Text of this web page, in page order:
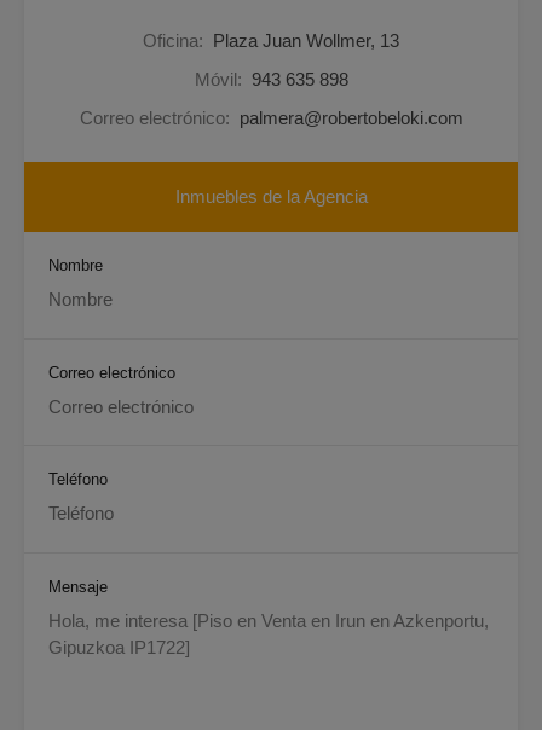
Oficina: Plaza Juan Wollmer, 13
Móvil: 943 635 898
Correo electrónico: palmera@robertobeloki.com
Inmuebles de la Agencia
Nombre
Correo electrónico
Teléfono
Mensaje